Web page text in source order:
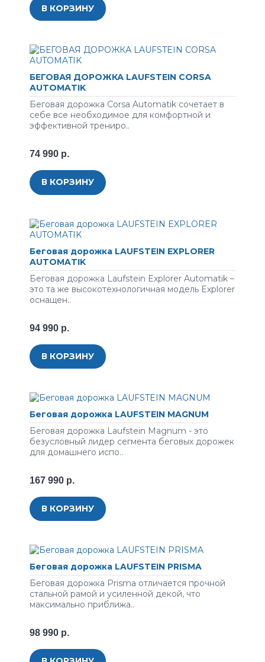
В КОРЗИНУ
БЕГОВАЯ ДОРОЖКА LAUFSTEIN CORSA
AUTOMATIK
Беговая дорожка Corsa Automatik сочетает в
себе все необходимое для комфортной и
эффективной трениро..
74 990 р.
В КОРЗИНУ
Беговая дорожка LAUFSTEIN EXPLORER
AUTOMATIK
Беговая дорожка Laufstein Explorer Automatik –
это та же высокотехнологичная модель Explorer
оснащен..
94 990 р.
В КОРЗИНУ
Беговая дорожка LAUFSTEIN MAGNUM
Беговая дорожка Laufstein Magnum - это
безусловный лидер сегмента беговых дорожек
для домашнего испо..
167 990 р.
В КОРЗИНУ
Беговая дорожка LAUFSTEIN PRISMA
Беговая дорожка Prisma отличается прочной
стальной рамой и усиленной декой, что
максимально приближа..
98 990 р.